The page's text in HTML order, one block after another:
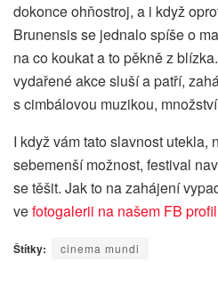
dokonce ohňostroj, a i když
Brunensis se jednalo spíše o
na co koukat a to pěkně z
vydařené akce sluší a patří,
s cimbálovou muzikou,
I když vám tato slavnost utekla,
sebemenší možnost, festival
se těšit. Jak to na zahájení
vefotogalerii na našem FB
Štítky: cinema mundi